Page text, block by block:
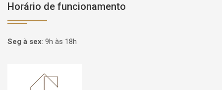
Horário de funcionamento
Seg à sex: 9h às 18h
Página inicial